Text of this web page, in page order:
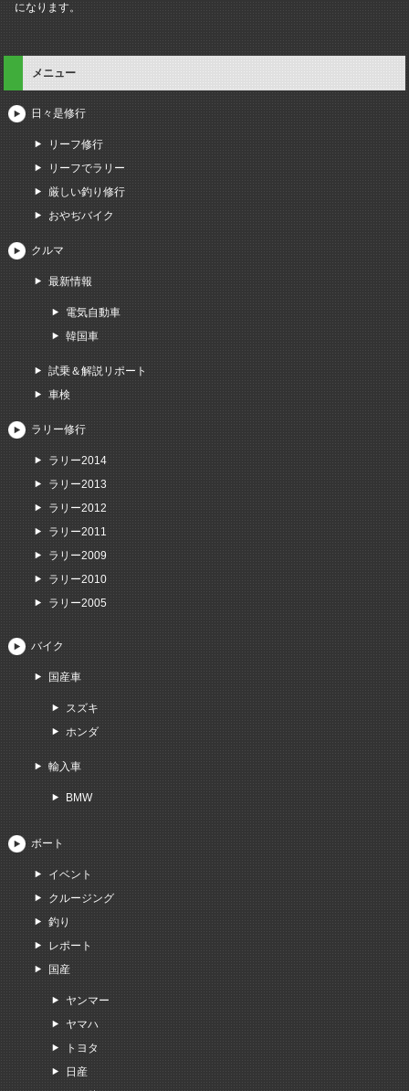
になります。
メニュー
日々是修行
リーフ修行
リーフでラリー
厳しい釣り修行
おやぢバイク
クルマ
最新情報
電気自動車
韓国車
試乗＆解説リポート
車検
ラリー修行
ラリー2014
ラリー2013
ラリー2012
ラリー2011
ラリー2009
ラリー2010
ラリー2005
バイク
国産車
スズキ
ホンダ
輸入車
BMW
ボート
イベント
クルージング
釣り
レポート
国産
ヤンマー
ヤマハ
トヨタ
日産